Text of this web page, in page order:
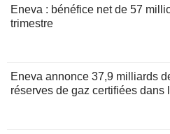
Eneva : bénéfice net de 57
trimestre
Eneva annonce 37,9 milliards
réserves de gaz certifiées dans